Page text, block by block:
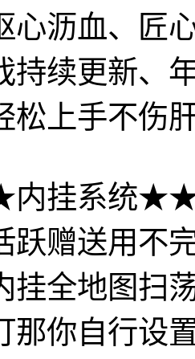
心沥血、匠
持续更新、
松上手不伤
挂系统
跃赠送用不
挂全地图扫
那你自行设